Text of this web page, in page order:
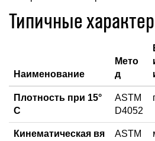
Типичные
Наименование
Мето
д
Плотность при 15°
С
ASTM
D4052
Кинематическая вя
ASTM